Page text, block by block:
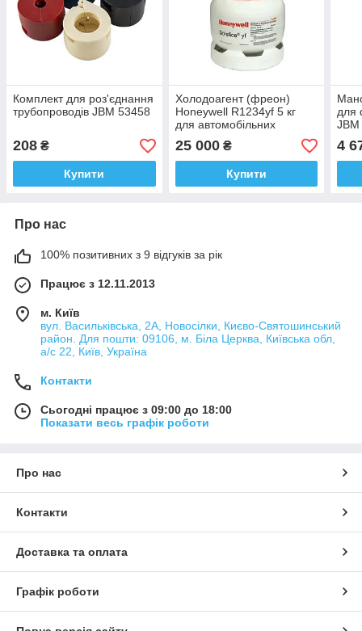
Комплект для роз'єднання
трубопроводів JBM 53458
208 ₴
Купити
Холодоагент (фреон)
Honeywell R1234yf 5 кг
для автомобільних
кондиціонерів
25 000₴
Купити
для
JBM
4
Про нас
100% позитивних з 9 відгуків за рік
Працює з 12.11.2013
м. Київ
вул. Васильківська, 2А, Новосілки, Києво-Святошинський
район. Для пошти: 09106, м. Біла Церква, Київська обл,
а/с 22, Київ, Україна
Контакти
Сьогодні працює з 09:00 до 18:00
Показати весь графік роботи
Про нас
Контакти
Доставка та оплата
Графік роботи